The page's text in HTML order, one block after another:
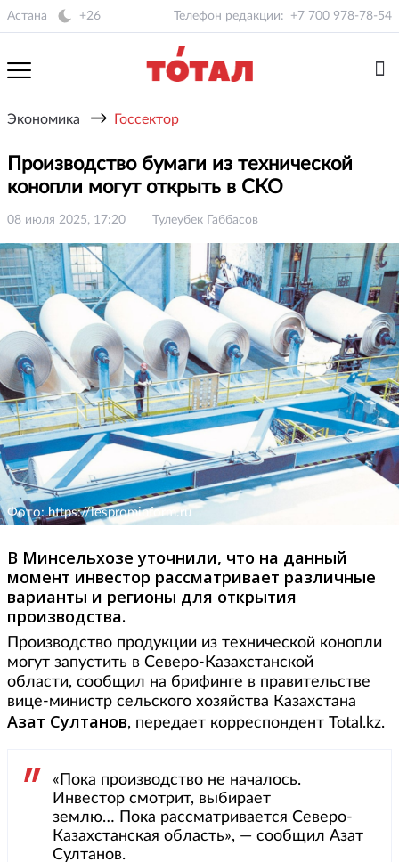
Астана +26 Телефон редакции: +7 700 978-78-54
Экономика → Госсектор
Производство бумаги из технической
конопли могут открыть в СКО
08 июля 2025, 17:20 Тулеубек Габбасов
Фото: https://lesprominform.ru
В Минсельхозе уточнили, что на данный
момент инвестор рассматривает различные
варианты и регионы для открытия
производства.
Производство продукции из технической конопли
могут запустить в Северо-Казахстанской
области, сообщил на брифинге в правительстве
вице-министр сельского хозяйства Казахстана
Азат Султанов, передает корреспондент Total.kz.
«Пока производство не началось.
Инвестор смотрит, выбирает
землю… Пока рассматривается Северо-
Казахстанская область», — сообщил Азат
Султанов.